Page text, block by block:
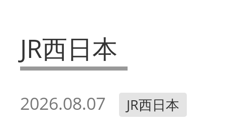
JR西日本
2026.08.07 JR西日本